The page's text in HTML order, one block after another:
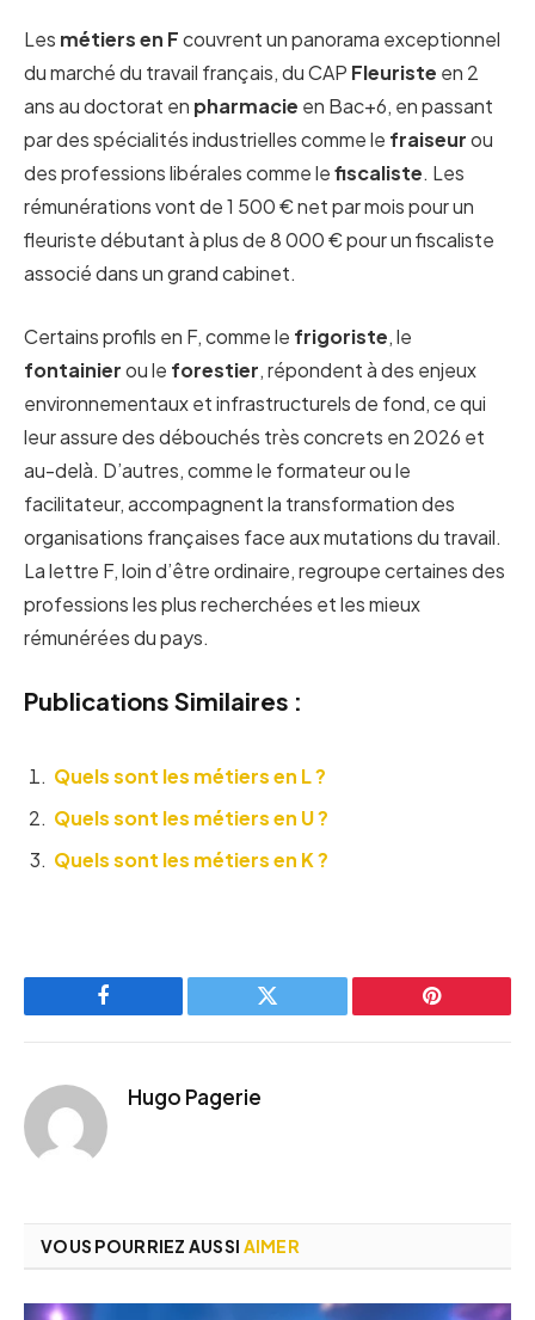
Les métiers en Fcouvrent un panorama exceptionnel
du marché du travail français, du CAP Fleuriste en 2
ans au doctorat en pharmacie en Bac+6, en passant
par des spécialités industrielles comme le fraiseurou
des professions libérales comme lefiscaliste. Les
rémunérations vont de 1 500 € net par mois pour un
fleuriste débutant à plus de 8 000 € pour un fiscaliste
associé dans un grand cabinet.
Certains profils en F, comme le frigoriste, le
fontainierou le forestier, répondent à des enjeux
environnementaux et infrastructurels de fond, ce qui
leur assure des débouchés très concrets en 2026 et
au-delà. D’autres, comme le formateur ou le
facilitateur, accompagnent la transformation des
organisations françaises face aux mutations du travail.
La lettre F, loin d’être ordinaire, regroupe certaines des
professions les plus recherchées et les mieux
rémunérées du pays.
Publications Similaires :
Quels sont les métiers en L ?
Quels sont les métiers en U ?
Quels sont les métiers en K ?
Facebook Twitter Pinterest
Hugo Pagerie
VOUS POURRIEZ AUSSI AIMER